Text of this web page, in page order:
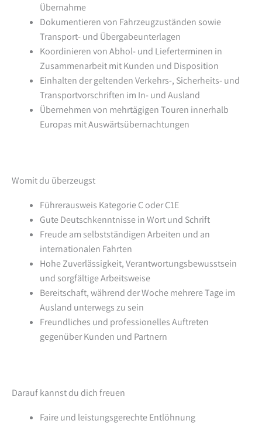
Übernahme
Dokumentieren von Fahrzeugzuständen sowie
Transport- und Übergabeunterlagen
Koordinieren von Abhol- und Lieferterminen in
Zusammenarbeit mit Kunden und Disposition
Einhalten der geltenden Verkehrs-, Sicherheits- und
Transportvorschriften im In- und Ausland
Übernehmen von mehrtägigen Touren innerhalb
Europas mit Auswärtsübernachtungen
Womit du überzeugst
Führerausweis Kategorie C oder C1E
Gute Deutschkenntnisse in Wort und Schrift
Freude am selbstständigen Arbeiten und an
internationalen Fahrten
Hohe Zuverlässigkeit, Verantwortungsbewusstsein
und sorgfältige Arbeitsweise
Bereitschaft, während der Woche mehrere Tage im
Ausland unterwegs zu sein
Freundliches und professionelles Auftreten
gegenüber Kunden und Partnern
Darauf kannst du dich freuen
Faire und leistungsgerechte Entlöhnung